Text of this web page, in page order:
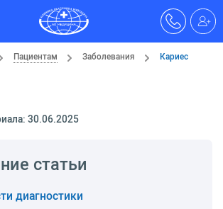
Пациентам Заболевания Кариес
30.06.2025
статьи
диагностики